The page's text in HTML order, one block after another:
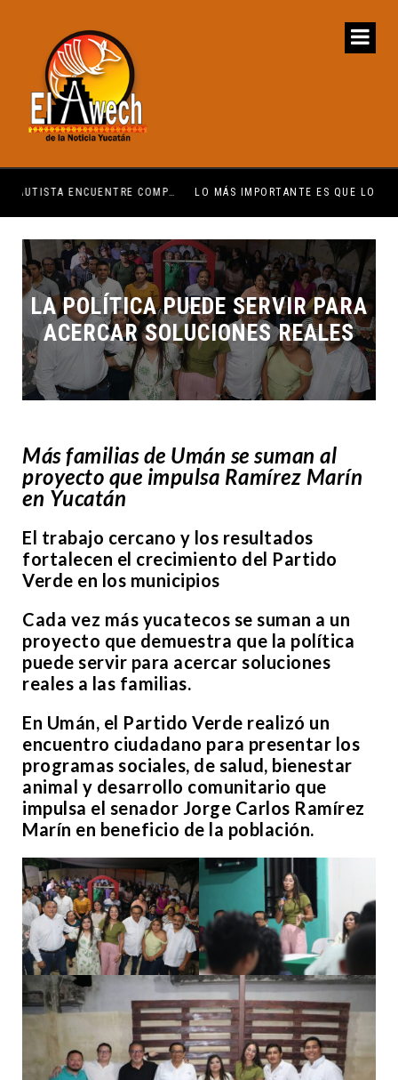
LO MÁS IMPORTANTE ES QUE LO HAGAMOS EN EQUIPO: CPL
LA POLÍTICA PUEDE SERVIR PARA
ACERCAR SOLUCIONES REALES
Más familias de Umán se suman al
proyecto que impulsa Ramírez Marín
en Yucatán
El trabajo cercano y los resultados
fortalecen el crecimiento del Partido
Verde en los municipios
Cada vez más yucatecos se suman a un
proyecto que demuestra que la política
puede servir para acercar soluciones
reales a las familias.
En Umán, el Partido Verde realizó un
encuentro ciudadano para presentar los
programas sociales, de salud, bienestar
animal y desarrollo comunitario que
impulsa el senador Jorge Carlos Ramírez
Marín en beneficio de la población.